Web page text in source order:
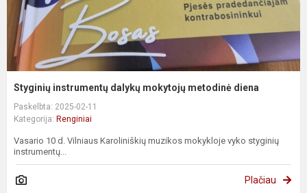
Styginių instrumentų dalykų mokytojų metodinė diena
Paskelbta: 2025-02-11
Kategorija: Renginiai
Vasario 10 d. Vilniaus Karoliniškių muzikos mokykloje vyko styginių
instrumentų...
Plačiau